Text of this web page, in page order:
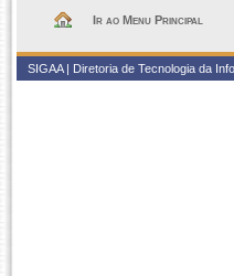
Ir ao Menu Principal
SIGAA | Diretoria de Tecnologia da